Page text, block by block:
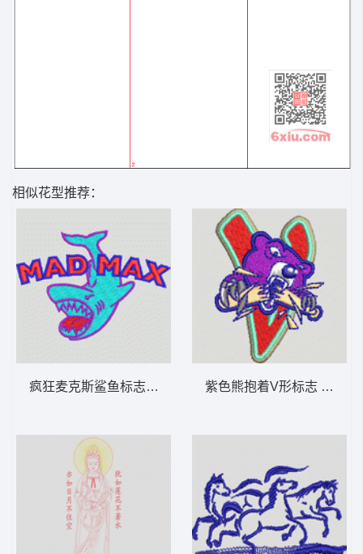
相似花型推荐：
疯狂麦克斯鲨鱼标志 鲨鱼卡通 紫色熊抱着V形标志 熊卡通